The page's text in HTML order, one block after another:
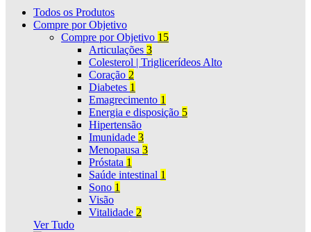
Todos os Produtos
Compre por Objetivo
Compre por Objetivo 15
Articulações 3
Colesterol | Triglicerídeos Alto
Coração 2
Diabetes 1
Emagrecimento 1
Energia e disposição 5
Hipertensão
Imunidade 3
Menopausa 3
Próstata 1
Saúde intestinal 1
Sono 1
Visão
Vitalidade 2
Ver Tudo